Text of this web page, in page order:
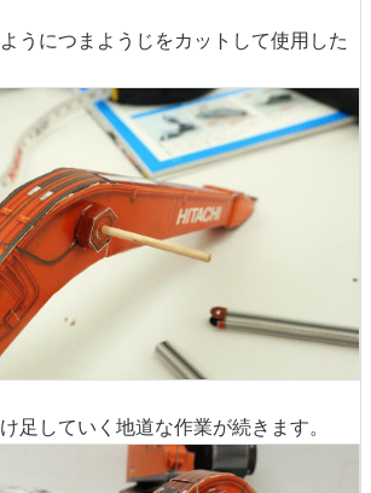
うにつまようじをカットして使用した
足していく地道な作業が続きます。